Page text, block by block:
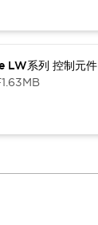
系列 控制元件
1.63MB